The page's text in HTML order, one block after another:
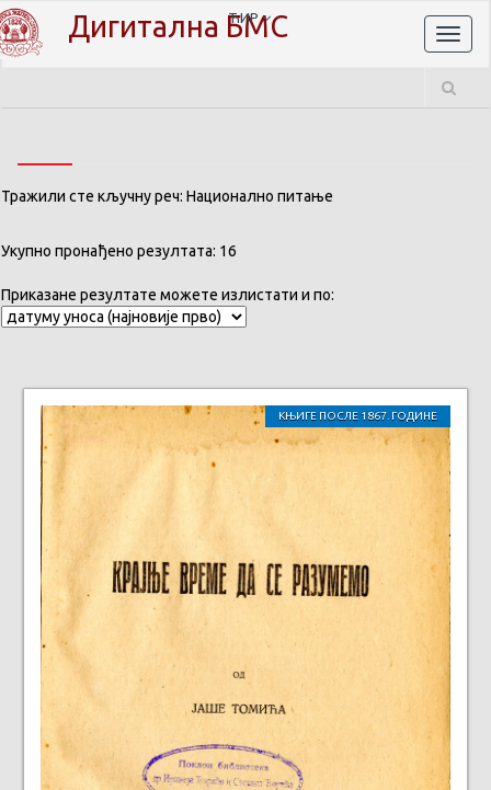
Дигитална БМС
ЋИР
Тражили сте кључну реч: Национално питање
Укупно пронађено резултата: 16
Приказане резултате можете излистати и по:
КЊИГЕ ПОСЛЕ 1867. ГОДИНЕ